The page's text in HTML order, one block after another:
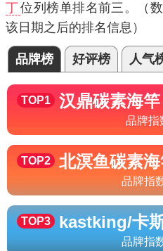
丁位列榜单排名前三。（
该日期之后的排名信息）
品牌榜 好评榜 人气
TOP1 汉鼎碳素海竿
品牌指
TOP2 北溟鱼碳素
品牌指
TOP3 kastking/卡
品牌指